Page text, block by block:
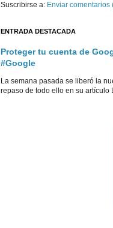
Suscribirse a: Enviar comentarios
ENTRADA DESTACADA
Proteger tu cuenta de
#Google
La semana pasada se liberó la
repaso de todo ello en su artículo